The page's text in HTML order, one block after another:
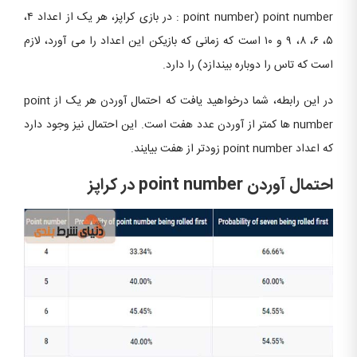
point number (point number : در بازی کراپز، هر یک از اعداد ۴،
۵، ۶، ۸، ۹ و ۱۰ است که زمانی که بازیکن این اعداد را می آورد، لازم
است که تاس را دوباره بیندازد) را دارد.
در این رابطه، شما درخواهید یافت که احتمال آوردن هر یک از point
number ها کمتر از آوردن عدد هفت است. این احتمال نیز وجود دارد
که اعداد point number زودتر از هفت بیایند.
احتمال آوردن point number در کراپز